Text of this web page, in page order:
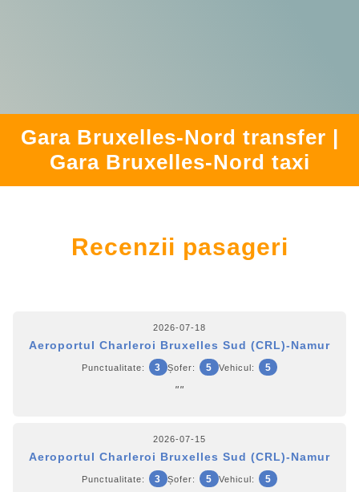
Gara Bruxelles-Nord transfer |
Gara Bruxelles-Nord taxi
Recenzii pasageri
2026-07-18
Aeroportul Charleroi Bruxelles Sud (CRL)-Namur
Punctualitate: 3 Șofer: 5 Vehicul: 5
""
2026-07-15
Aeroportul Charleroi Bruxelles Sud (CRL)-Namur
Punctualitate: 3 Șofer: 5 Vehicul: 5